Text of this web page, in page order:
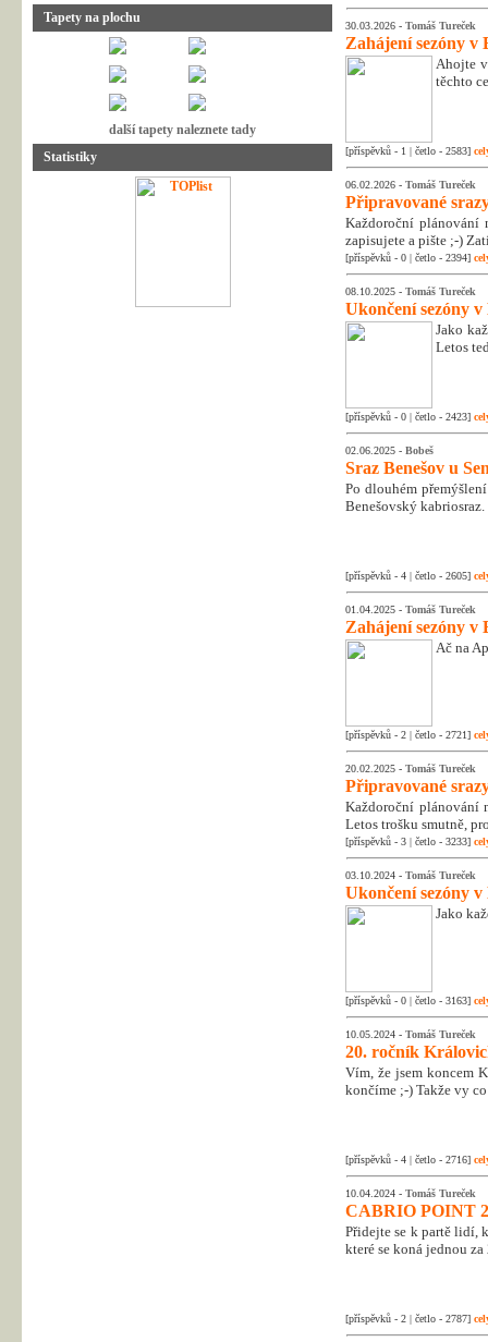
Tapety na plochu
další tapety naleznete tady
Statistiky
30.03.2026 - Tomáš Tureček
Zahájení sezóny v
Ahojte
těchto
[příspěvků - 1 | četlo - 2583]
06.02.2026 - Tomáš Tureček
Připravované
Každoroční plánování
zapisujete a pište ;-)
[příspěvků - 0 | četlo - 2394]
08.10.2025 - Tomáš Tureček
Ukončení sezóny v
Jako
Letos
[příspěvků - 0 | četlo - 2423]
02.06.2025 - Bobeš
Sraz Benešov u
Po dlouhém
Benešovský kabriosraz.
[příspěvků - 4 | četlo - 2605]
01.04.2025 - Tomáš Tureček
Zahájení sezóny v
Ač na
[příspěvků - 2 | četlo - 2721]
20.02.2025 - Tomáš Tureček
Připravované
Každoroční plánování
Letos trošku smutně,
[příspěvků - 3 | četlo - 3233]
03.10.2024 - Tomáš Tureček
Ukončení sezóny v
Jako
[příspěvků - 0 | četlo - 3163]
10.05.2024 - Tomáš Tureček
20. ročník
Vím, že jsem koncem
končíme ;-) Takže vy
[příspěvků - 4 | četlo - 2716]
10.04.2024 - Tomáš Tureček
CABRIO POINT
Přidejte se k partě lidí,
které se koná jednou
[příspěvků - 2 | četlo - 2787]